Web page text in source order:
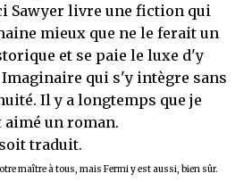
Sawyer livre une fiction qui
mieux que ne le ferait un
et se paie le luxe d'y
qui s'y intègre sans
Il y a longtemps que je
aimé un roman.
traduit.
maître à tous, mais Fermi y est aussi, bien sûr.